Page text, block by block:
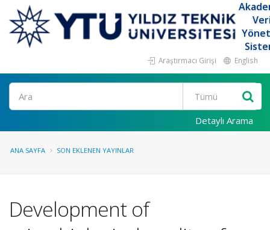
Araştırmacı Girişi English
Ara
Detaylı Arama
ANA SAYFA SON EKLENEN YAYINLAR
Development of